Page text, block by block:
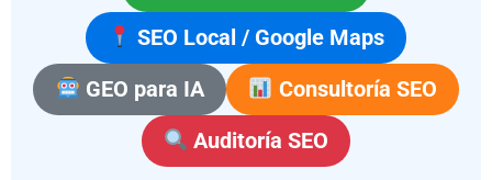
SEO Local / Google Maps
GEO para IA
Consultoría SEO
Auditoría SEO